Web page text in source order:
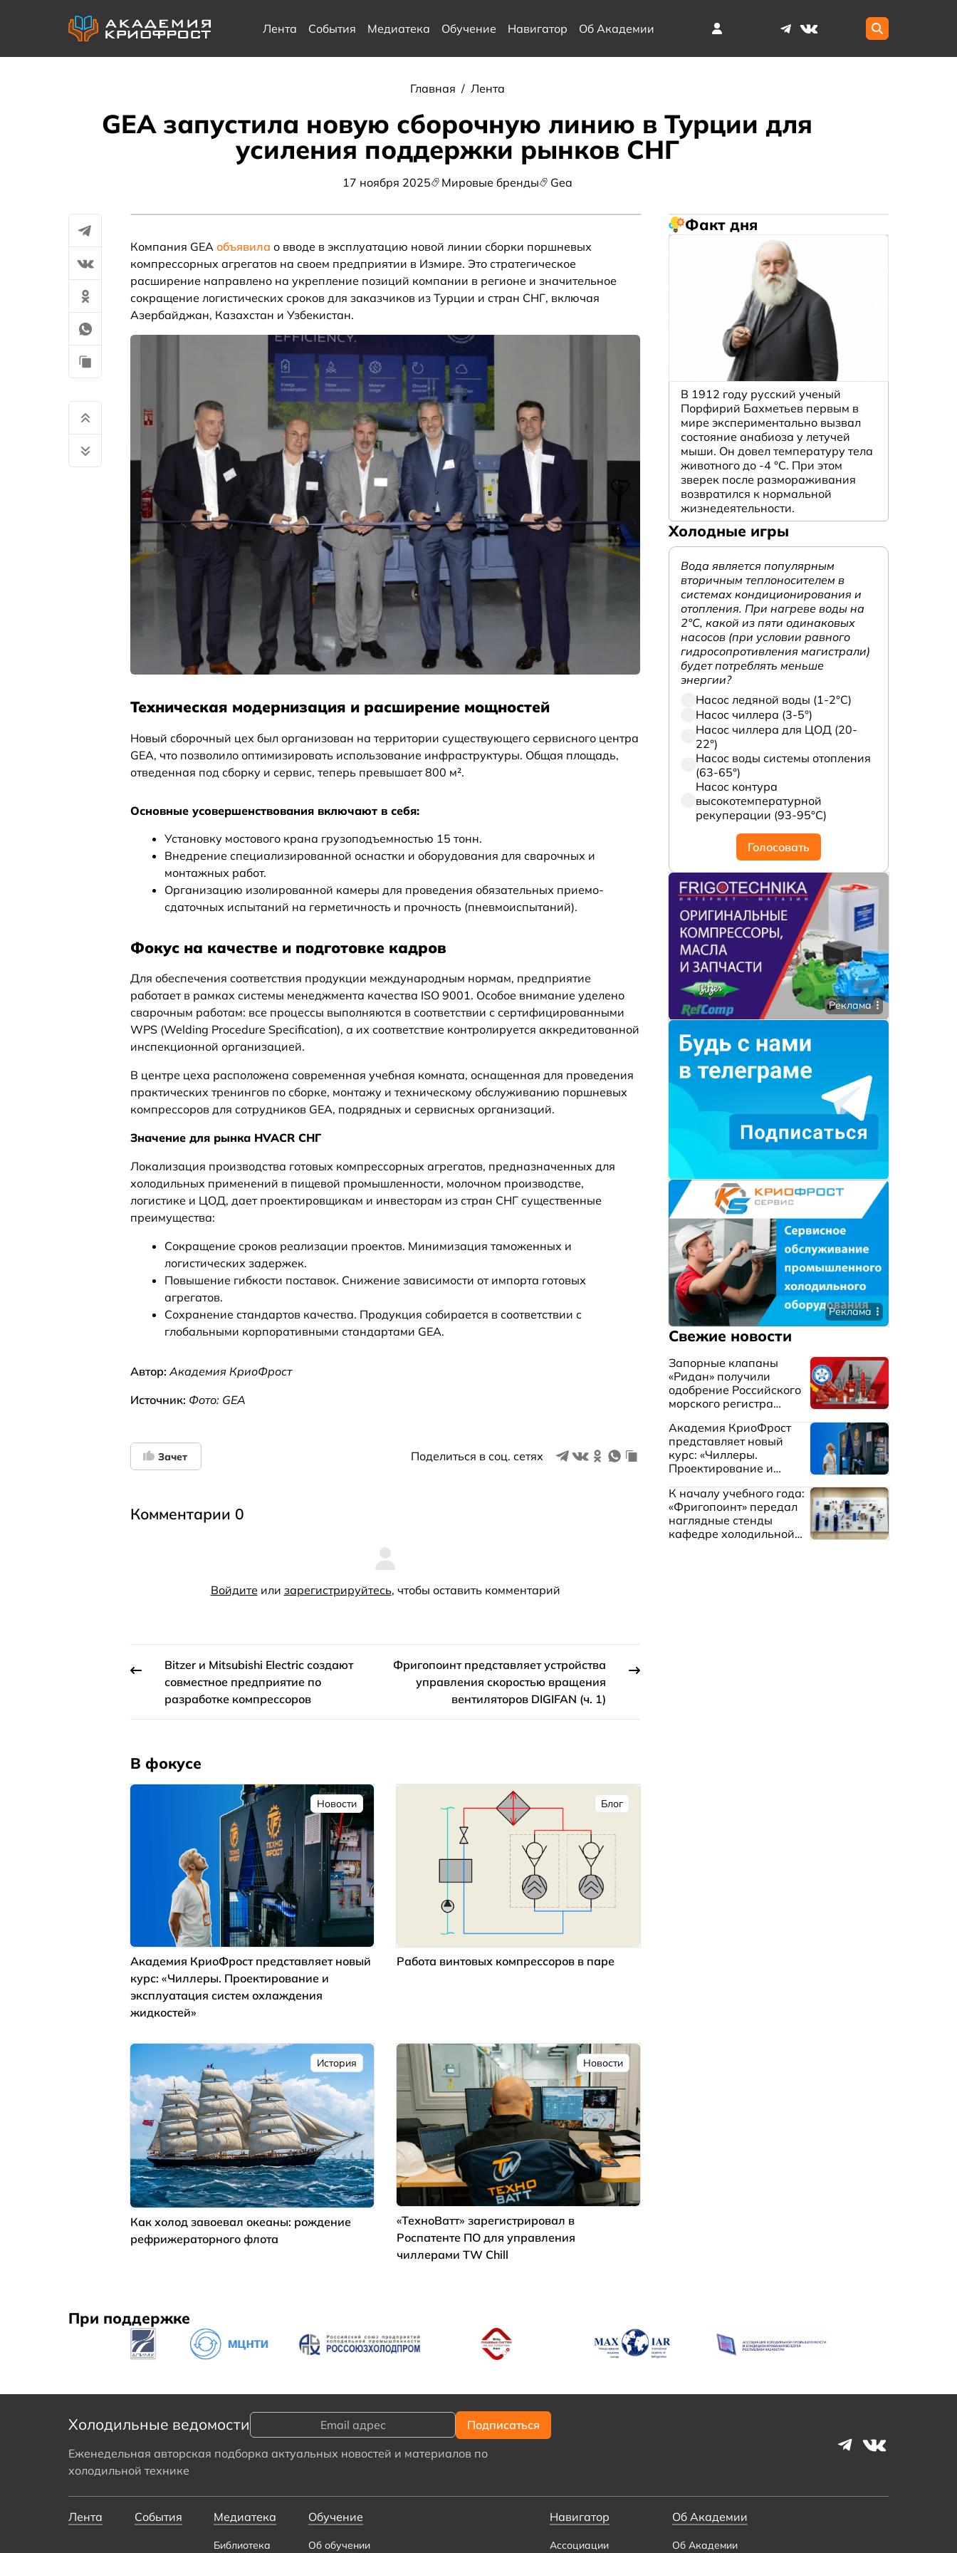
Лента События Медиатека Обучение Навигатор Об Академии
Главная / Лента
GEA запустила новую сборочную линию в Турции для
усиления поддержки рынков СНГ
17 ноября 2025 Мировые бренды Gea
Компания GEA объявила о вводе в эксплуатацию новой линии сборки поршневых
компрессорных агрегатов на своем предприятии в Измире. Это стратегическое
расширение направлено на укрепление позиций компании в регионе и значительное
сокращение логистических сроков для заказчиков из Турции и стран СНГ, включая
Азербайджан, Казахстан и Узбекистан.
Техническая модернизация и расширение мощностей
Новый сборочный цех был организован на территории существующего сервисного центра
GEA, что позволило оптимизировать использование инфраструктуры. Общая площадь,
отведенная под сборку и сервис, теперь превышает 800 м².
Основные усовершенствования включают в себя:
Установку мостового крана грузоподъемностью 15 тонн.
Внедрение специализированной оснастки и оборудования для сварочных и
монтажных работ.
Организацию изолированной камеры для проведения обязательных приемо-
сдаточных испытаний на герметичность и прочность (пневмоиспытаний).
Фокус на качестве и подготовке кадров
Для обеспечения соответствия продукции международным нормам, предприятие
работает в рамках системы менеджмента качества ISO 9001. Особое внимание уделено
сварочным работам: все процессы выполняются в соответствии с сертифицированными
WPS (Welding Procedure Specification), а их соответствие контролируется аккредитованной
инспекционной организацией.
В центре цеха расположена современная учебная комната, оснащенная для проведения
практических тренингов по сборке, монтажу и техническому обслуживанию поршневых
компрессоров для сотрудников GEA, подрядных и сервисных организаций.
Значение для рынка HVACR СНГ
Локализация производства готовых компрессорных агрегатов, предназначенных для
холодильных применений в пищевой промышленности, молочном производстве,
логистике и ЦОД, дает проектировщикам и инвесторам из стран СНГ существенные
преимущества:
Сокращение сроков реализации проектов. Минимизация таможенных и
логистических задержек.
Повышение гибкости поставок. Снижение зависимости от импорта готовых
агрегатов.
Сохранение стандартов качества. Продукция собирается в соответствии с
глобальными корпоративными стандартами GEA.
Автор: Академия КриоФрост
Источник: Фото: GEA
Зачет Поделиться в соц. сетях
Комментарии 0
Войдите или зарегистрируйтесь, чтобы оставить комментарий
Bitzer и Mitsubishi Electric создают
совместное предприятие по
разработке компрессоров
Фригопоинт представляет устройства
управления скоростью вращения
вентиляторов DIGIFAN (ч. 1)
В фокусе
Новости
Академия КриоФрост представляет новый
курс: «Чиллеры. Проектирование и
эксплуатация систем охлаждения
жидкостей»
Блог
Работа винтовых компрессоров в паре
История
Как холод завоевал океаны: рождение
рефрижераторного флота
Новости
«ТехноВатт» зарегистрировал в
Роспатенте ПО для управления
чиллерами TW Chill
Факт дня
В 1912 году русский ученый
Порфирий Бахметьев первым в
мире экспериментально вызвал
состояние анабиоза у летучей
мыши. Он довел температуру тела
животного до -4 °C. При этом
зверек после размораживания
возвратился к нормальной
жизнедеятельности.
Холодные игры
Вода является популярным
вторичным теплоносителем в
системах кондиционирования и
отопления. При нагреве воды на
2°С, какой из пяти одинаковых
насосов (при условии равного
гидросопротивления магистрали)
будет потреблять меньше
энергии?
Насос ледяной воды (1-2°С)
Насос чиллера (3-5°)
Насос чиллера для ЦОД (20-
22°)
Насос воды системы отопления
(63-65°)
Насос контура
высокотемпературной
рекуперации (93-95°С)
Голосовать
Реклама
Реклама
Свежие новости
Запорные клапаны
«Ридан» получили
одобрение Российского
морского регистра
Академия КриоФрост
представляет новый
курс: «Чиллеры.
Проектирование и
охлаждения жидкостей»
К началу учебного года:
«Фригопоинт» передал
наглядные стенды
кафедре холодильной
При поддержке
Холодильные ведомости
Еженедельная авторская подборка актуальных новостей и материалов по
холодильной технике
Лента События Медиатека
Библиотека
Обучение
Об обучении
Навигатор
Ассоциации
Об Академии
Об Академии